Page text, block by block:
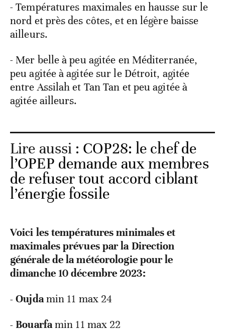
- Températures maximales en hausse sur le
nord et près des côtes, et en légère baisse
ailleurs.
- Mer belle à peu agitée en Méditerranée,
peu agitée à agitée sur le Détroit, agitée
entre Assilah et Tan Tan et peu agitée à
agitée ailleurs.
Lire aussi : COP28: le chef de
l’OPEP demande aux membres
de refuser tout accord ciblant
l’énergie fossile
Voici les températures minimales et
maximales prévues par la Direction
générale de la météorologie pour le
dimanche 10 décembre 2023:
- Oujdamin 11 max 24
- Bouarfamin 11 max 22